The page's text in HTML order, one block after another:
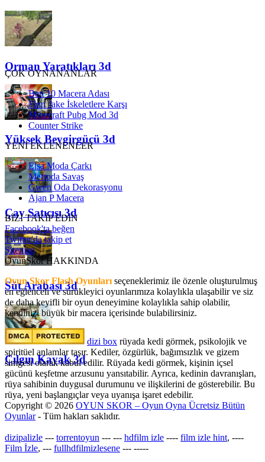
Orman Yaratıkları 3d
Yüksek Beygirgücü 3d
Çay Satıcısı 3d
Süt Arabası 3d
Çılgın Kayak 3d
ÇOK OYNANANLAR
Ben 10 Macera Adası
Finn Jake İskeletlere Karşı
Minecraft Pubg Mod 3d
Counter Strike
YENİ EKLENENLER
Elsa Moda Çarkı
Metroda Savaş
Gwen Oda Dekorasyonu
Ajan P Macera
BİZİ TAKİP EDİN
Facebook'ta beğen
Twitter'da takip et
Sitemap
OyunSkor HAKKINDA
Oyun Skor Flash Oyunları seçeneklerimiz ile özenle oluşturulmuş
en eğlenceli ve sürükleyici oyunlarımıza kolaylıkla ulaşabilir ve siz
de daha keyifli bir oyun deneyimine kolaylıkla sahip olabilir,
kendinizi büyük bir macera içerisinde bulabilirsiniz.
dizi box rüyada kedi görmek​, psikolojik ve
spiritüel anlamlar taşır. Kediler, özgürlük, bağımsızlık ve gizem
simgesi olarak kabul edilir. Rüyada kedi görmek, kişinin içsel
gücünü keşfetme arzusunu yansıtabilir. Ayrıca, kedinin davranışları,
rüya sahibinin duygusal durumunu ve ilişkilerini de gösterebilir. Bu
rüya, yeni başlangıçlar veya uyanışa işaret edebilir.
Copyright © 2026 OYUN SKOR – Oyun Oyna Ücretsiz Bütün
Oyunlar- Tüm hakları saklıdır.
dizipalizle --- torrentoyun --- --- hdfilm izle ---- film izle hint, ----
Film İzle, --- fullhdfilmizlesene --- -----